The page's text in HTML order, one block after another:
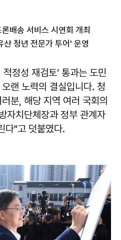
배송 서비스 시연회 개최
청년 전문가 투어' 운영
정성 재검토’ 통과는 도민
랜 노력의 결실입니다. 청
분, 해당 지역 여러 국회의
자치단체장과 정부 관계자
다"고 덧붙였다.